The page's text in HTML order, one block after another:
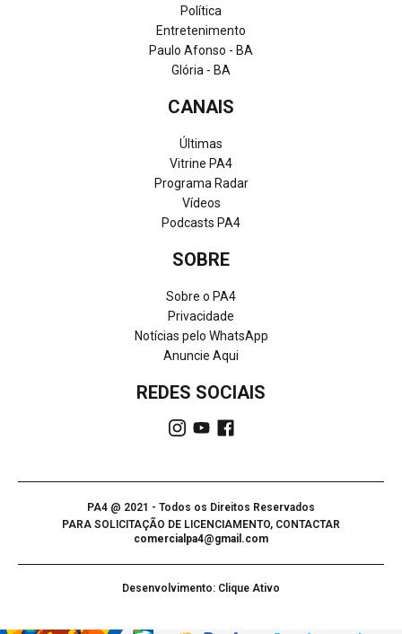
Política
Entretenimento
Paulo Afonso - BA
Glória - BA
CANAIS
Últimas
Vitrine PA4
Programa Radar
Vídeos
Podcasts PA4
SOBRE
Sobre o PA4
Privacidade
Notícias pelo WhatsApp
Anuncie Aqui
REDES SOCIAIS
PA4 @ 2021 - Todos os Direitos Reservados
PARA SOLICITAÇÃO DE LICENCIAMENTO, CONTACTAR
comercialpa4@gmail.com
Desenvolvimento: Clique Ativo